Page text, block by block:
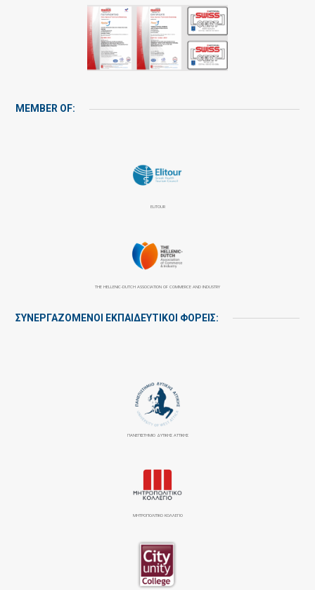
MEMBER OF:
ELITOUR
THE HELLENIC-DUTCH ASSOCIATION OF COMMERCE AND INDUSTRY
ΣΥΝΕΡΓΑΖΌΜΕΝΟΙ ΕΚΠΑΙΔΕΥΤΙΚΟΊ ΦΟΡΕΊΣ:
ΠΑΝΕΠΙΣΤΉΜΙΟ ΔΥΤΙΚΉΣ ΑΤΤΙΚΉΣ
ΜΗΤΡΟΠΟΛΙΤΙΚΟ ΚΟΛΛΕΓΙΟ